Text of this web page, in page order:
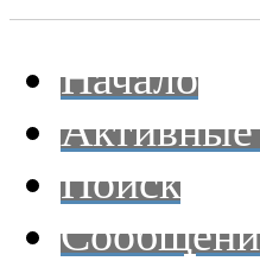
Начало
Поиск